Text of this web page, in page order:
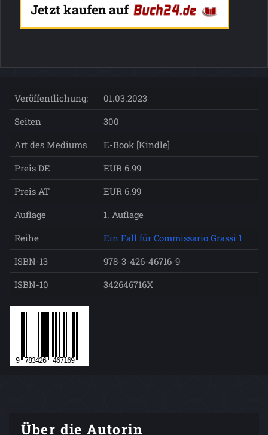
Jetzt kaufen auf
Veröffentlichung:
01.03.2023
Seiten
300
Art des Mediums
E-Book [Kindle]
Preis DE
EUR 6.99
Preis AT
EUR 6.99
Auflage
1. Auflage
Reihe
Ein Fall für Commissario Grassi 1
ISBN-13
978-3-426-46716-9
ISBN-10
342646716X
Über die Autorin